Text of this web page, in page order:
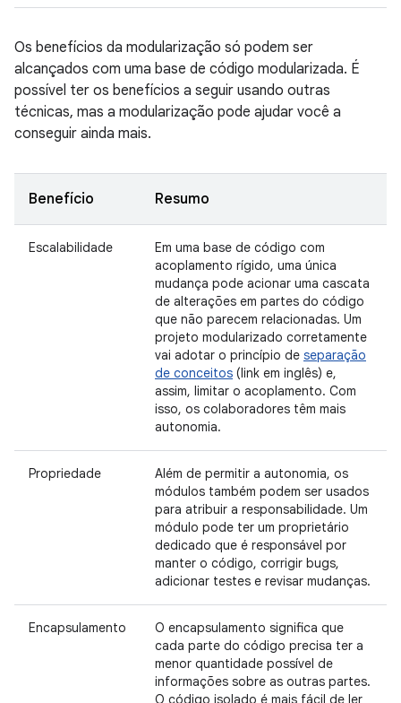
Os benefícios da modularização só podem ser
alcançados com uma base de código modularizada. É
possível ter os benefícios a seguir usando outras
técnicas, mas a modularização pode ajudar você a
conseguir ainda mais.
Benefício Resumo
Escalabilidade
Em uma base de código com
acoplamento rígido, uma única
mudança pode acionar uma cascata
de alterações em partes do código
que não parecem relacionadas. Um
projeto modularizado corretamente
vai adotar o princípio de separação
de conceitos (link em inglês) e,
assim, limitar o acoplamento. Com
isso, os colaboradores têm mais
autonomia.
Propriedade
Além de permitir a autonomia, os
módulos também podem ser usados
para atribuir a responsabilidade. Um
módulo pode ter um proprietário
dedicado que é responsável por
manter o código, corrigir bugs,
adicionar testes e revisar mudanças.
Encapsulamento
O encapsulamento significa que
cada parte do código precisa ter a
menor quantidade possível de
informações sobre as outras partes.
O código isolado é mais fácil de ler